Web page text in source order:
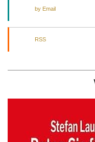
by Email
RSS